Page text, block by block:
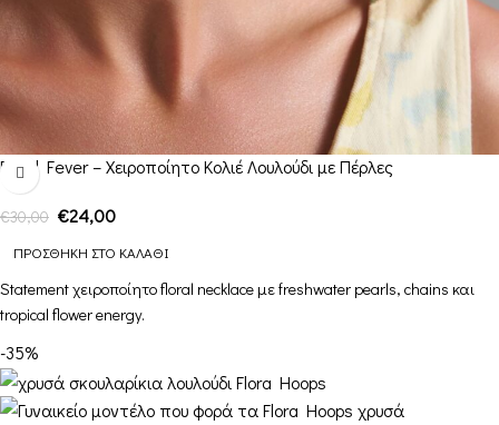
Petal Fever – Χειροποίητο Κολιέ Λουλούδι με Πέρλες
€30,00 €24,00
ΠΡΟΣΘΉΚΗ ΣΤΟ ΚΑΛΆΘΙ
Statement χειροποίητο floral necklace με freshwater pearls, chains και
tropical flower energy.
-35%